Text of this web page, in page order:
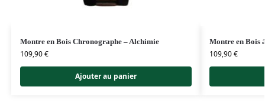
Montre en Bois Chronographe – Alchimie
109,90€
Ajouter au panier
Montre en Bois
109,90€